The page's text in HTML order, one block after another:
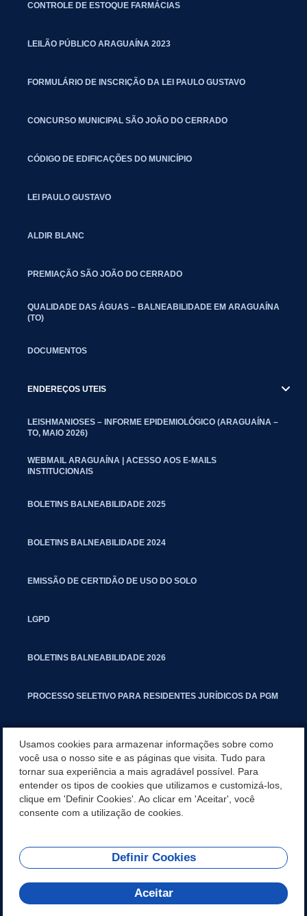
CONTROLE DE ESTOQUE FARMÁCIAS
LEILÃO PÚBLICO ARAGUAÍNA 2023
FORMULÁRIO DE INSCRIÇÃO DA LEI PAULO GUSTAVO
CONCURSO MUNICIPAL SÃO JOÃO DO CERRADO
CÓDIGO DE EDIFICAÇÕES DO MUNICÍPIO
LEI PAULO GUSTAVO
ALDIR BLANC
PREMIAÇÃO SÃO JOÃO DO CERRADO
QUALIDADE DAS ÁGUAS – BALNEABILIDADE EM ARAGUAÍNA
(TO)
DOCUMENTOS
ENDEREÇOS UTEIS
LEISHMANIOSES – INFORME EPIDEMIOLÓGICO (ARAGUAÍNA –
TO, MAIO 2026)
WEBMAIL ARAGUAÍNA | ACESSO AOS E-MAILS
INSTITUCIONAIS
BOLETINS BALNEABILIDADE 2025
BOLETINS BALNEABILIDADE 2024
EMISSÃO DE CERTIDÃO DE USO DO SOLO
LGPD
BOLETINS BALNEABILIDADE 2026
PROCESSO SELETIVO PARA RESIDENTES JURÍDICOS DA PGM
MANUAL DE PROCEDIMENTOS IMOBILIÁRIOS SEINFRA
TURMINHA DO LAGO
REDES SOCIAIS
Usamos cookies para armazenar informações sobre como
você usa o nosso site e as páginas que visita. Tudo para
tornar sua experiência a mais agradável possível. Para
entender os tipos de cookies que utilizamos e customizá-los,
clique em 'Definir Cookies'. Ao clicar em 'Aceitar', você
consente com a utilização de cookies.
Definir Cookies
Aceitar